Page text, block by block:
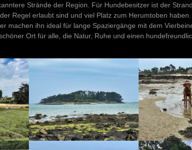
Strände der Region. Für Hundebesitzer ist der
Regel erlaubt sind und viel Platz zum Herumtoben
machen ihn ideal für lange Spaziergänge mit dem
Ort für alle, die Natur, Ruhe und einen